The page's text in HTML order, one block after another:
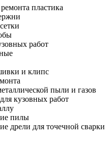
пластика
работ
и клипс
пыли и газов
кузовных работ
пилы
дрели для точечной сварки